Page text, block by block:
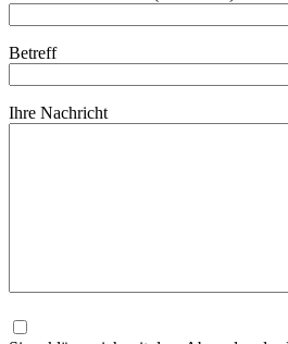
Betreff
Ihre Nachricht
lasse